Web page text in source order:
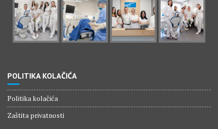
POLITIKA KOLAČIĆA
Politika kolačića
Zaštita privatnosti